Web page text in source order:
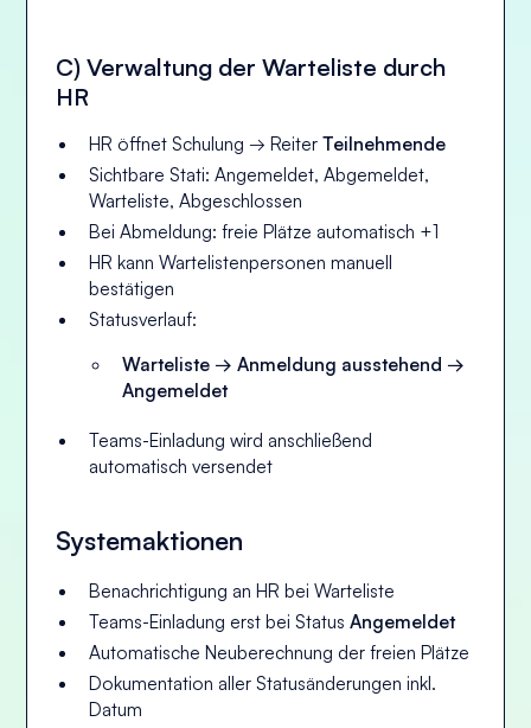
C) Verwaltung der Warteliste durch
HR
HR öffnet Schulung → ReiterTeilnehmende
Sichtbare Stati: Angemeldet, Abgemeldet,
Warteliste, Abgeschlossen
Bei Abmeldung: freie Plätze automatisch +1
HR kann Wartelistenpersonen manuell
bestätigen
Statusverlauf:
Warteliste → Anmeldung ausstehend →
Angemeldet
Teams-Einladung wird anschließend
automatisch versendet
Systemaktionen
Benachrichtigung an HR bei Warteliste
Teams-Einladung erst bei StatusAngemeldet
Automatische Neuberechnung der freien Plätze
Dokumentation aller Statusänderungen inkl.
Datum